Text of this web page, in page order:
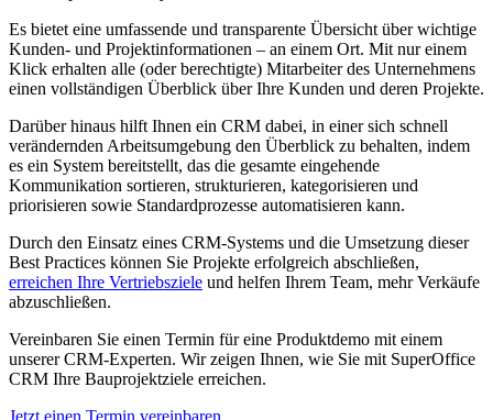
Es bietet eine umfassende und transparente Übersicht über wichtige
Kunden- und Projektinformationen – an einem Ort. Mit nur einem
Klick erhalten alle (oder berechtigte) Mitarbeiter des Unternehmens
einen vollständigen Überblick über Ihre Kunden und deren Projekte.
Darüber hinaus hilft Ihnen ein CRM dabei, in einer sich schnell
verändernden Arbeitsumgebung den Überblick zu behalten, indem
es ein System bereitstellt, das die gesamte eingehende
Kommunikation sortieren, strukturieren, kategorisieren und
priorisieren sowie Standardprozesse automatisieren kann.
Durch den Einsatz eines CRM-Systems und die Umsetzung dieser
Best Practices können Sie Projekte erfolgreich abschließen,
erreichen Ihre Vertriebsziele und helfen Ihrem Team, mehr Verkäufe
abzuschließen.
Vereinbaren Sie einen Termin für eine Produktdemo mit einem
unserer CRM-Experten. Wir zeigen Ihnen, wie Sie mit SuperOffice
CRM Ihre Bauprojektziele erreichen.